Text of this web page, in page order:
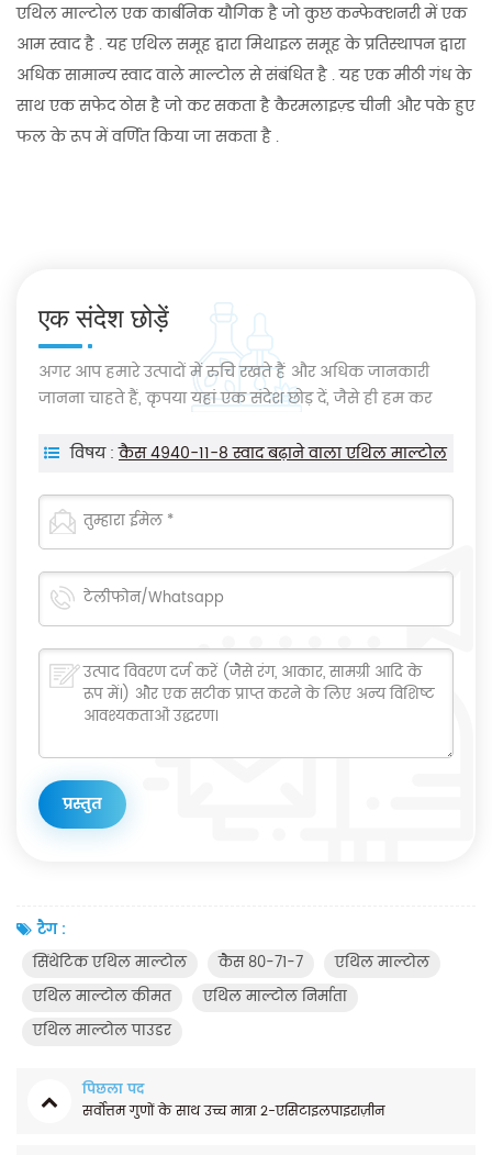
एथिल माल्टोल एक कार्बनिक यौगिक है जो कुछ कन्फेक्शनरी में एक
आम स्वाद है . यह एथिल समूह द्वारा मिथाइल समूह के प्रतिस्थापन द्वारा
अधिक सामान्य स्वाद वाले माल्टोल से संबंधित है . यह एक मीठी गंध के
साथ एक सफेद ठोस है जो कर सकता है कैरमलाइज़्ड चीनी और पके हुए
फल के रूप में वर्णित किया जा सकता है .
एक संदेश छोड़ें
अगर आप हमारे उत्पादों में रुचि रखते हैं और अधिक जानकारी
जानना चाहते हैं, कृपया यहां एक संदेश छोड़ दें, जैसे ही हम कर
विषय :कैस 4940-11-8 स्वाद बढ़ाने वाला एथिल माल्टोल
टैग :
सिंथेटिक एथिल माल्टोल
कैस 80-71-7
एथिल माल्टोल
एथिल माल्टोल कीमत
एथिल माल्टोल निर्माता
एथिल माल्टोल पाउडर
पिछला पद
सर्वोत्तम गुणों के साथ उच्च मात्रा 2-एसिटाइलपाइराज़ीन